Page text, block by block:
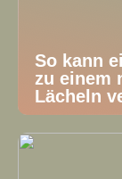
So kann
zu einem
Lächeln